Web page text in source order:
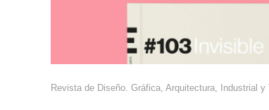
Revista de Diseño. Gráfica, Arquitectura, Industrial y